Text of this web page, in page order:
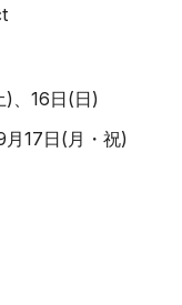
、16日(日)
17日(月・祝)